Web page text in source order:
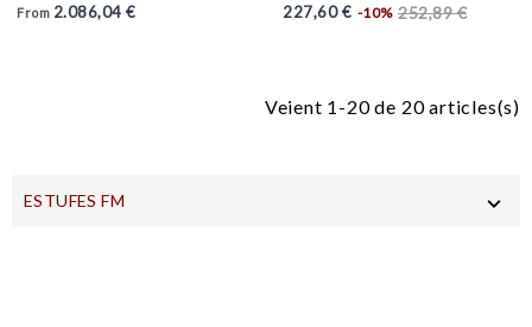
From 2.086,04 € 227,60 € -10% 252,89 €
Veient 1-20 de 20 articles(s)
ESTUFES FM 